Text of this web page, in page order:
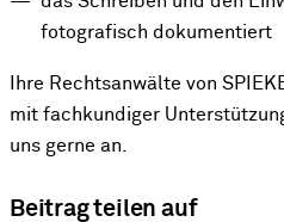
fotografisch dokumentiert
Ihre Rechtsanwälte von
mit fachkundiger
uns gerne an.
Beitrag teilen auf